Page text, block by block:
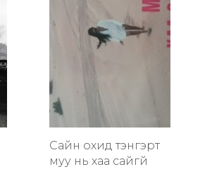
Сайн охид тэнгэрт
муу нь хаа сайгүй